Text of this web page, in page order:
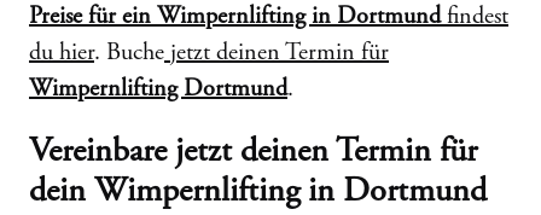
Preise für ein Wimpernlifting in Dortmundfindest
du hier. Buchejetzt deinen Termin für
Wimpernlifting Dortmund.
Vereinbare jetzt deinen Termin für
dein Wimpernlifting in Dortmund